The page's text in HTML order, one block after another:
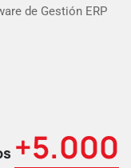
+5.000